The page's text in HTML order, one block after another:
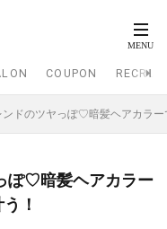
COUPON
ンドのツヤっぽ♡暗髪ヘアカラ
ぽ♡暗髪ヘアカラー
！